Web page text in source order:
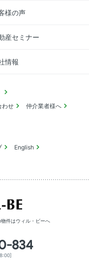
様の声
産セミナー
情報
わせ
仲介業者様へ
English
件はウィル・ビーへ
834